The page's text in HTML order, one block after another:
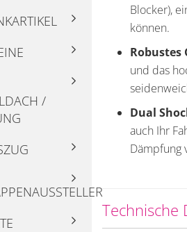
Blocker),
können.
Robustes
und das
Dual
auch Ihr
Dämpfung
Technische
/